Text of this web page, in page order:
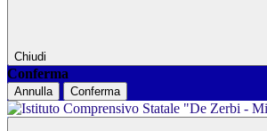
Chiudi
Conferma
Annulla Conferma